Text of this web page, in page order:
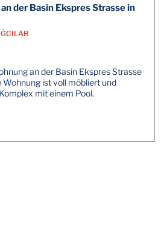
der Basin Ekspres Strasse in
an der Basin Ekspres Strasse
Wohnung ist voll möbliert und
mit einem Pool.